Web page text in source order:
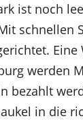
ist noch
schnellen
werden
bezahlt
in die